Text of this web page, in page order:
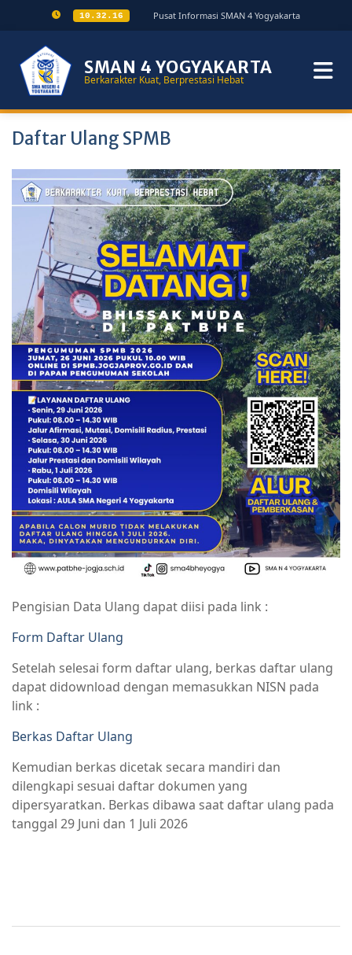
10.32.17 Pusat Informasi SMAN 4 Yogyakarta
SMAN 4 YOGYAKARTA
Berkarakter Kuat, Berprestasi Hebat
Daftar Ulang SPMB
Pengisian Data Ulang dapat diisi pada link :
Form Daftar Ulang
Setelah selesai form daftar ulang, berkas daftar ulang
dapat didownload dengan memasukkan NISN pada
link :
Berkas Daftar Ulang
Kemudian berkas dicetak secara mandiri dan
dilengkapi sesuai daftar dokumen yang
dipersyaratkan. Berkas dibawa saat daftar ulang pada
tanggal 29 Juni dan 1 Juli 2026